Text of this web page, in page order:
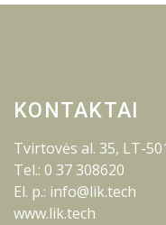
KONTAKTAI
Tvirtovės al. 35, LT-
Tel.: 0 37 308620
El. p.: info@lik.tech
www.lik.tech